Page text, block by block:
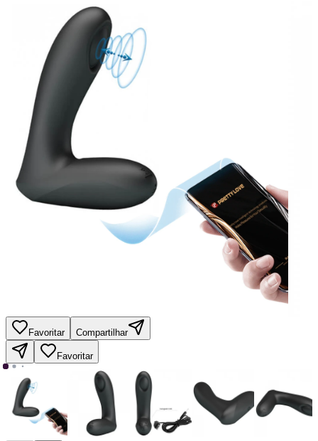
Favoritar Compartilhar
Favoritar